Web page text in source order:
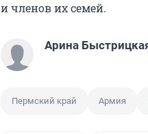
и членов их семей.
Арина
Пермский край Армия